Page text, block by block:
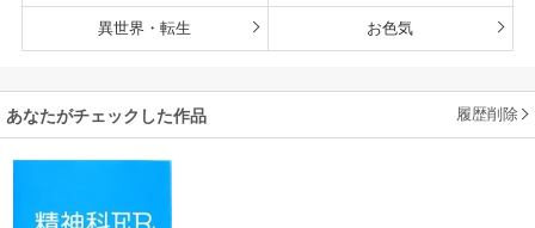
異世界・転生 お色気
あなたがチェックした作品 履歴削除